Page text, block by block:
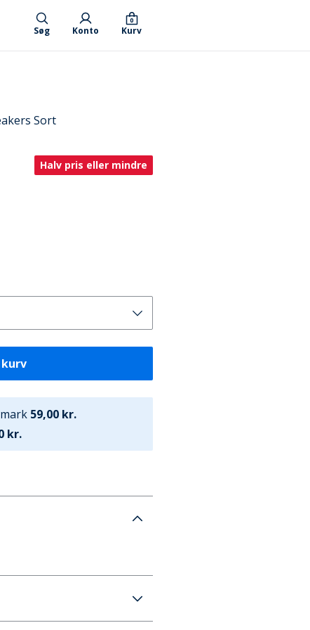
Søg Konto Kurv
0
Sort
Halv pris eller mindre
59,00 kr.
kr.